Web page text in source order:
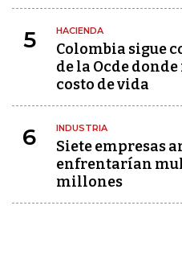
5 HACIENDA
Colombia sigue
de la Ocde
costo de vida
6 INDUSTRIA
Siete empresas
enfrentarían
millones